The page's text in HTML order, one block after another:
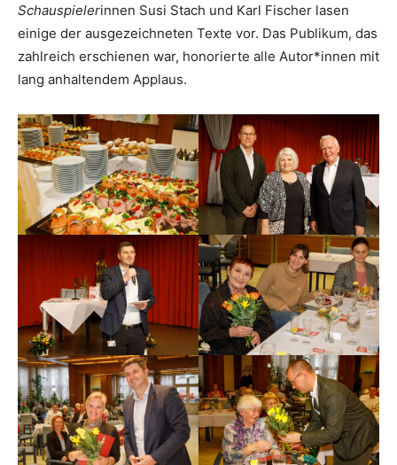
Schauspielerinnen Susi Stach und Karl Fischer lasen
einige der ausgezeichneten Texte vor. Das Publikum, das
zahlreich erschienen war, honorierte alle Autor*innen mit
lang anhaltendem Applaus.